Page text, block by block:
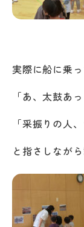
実際に船に乗
「あ、太鼓あ
「采振りの人
と指さしなが